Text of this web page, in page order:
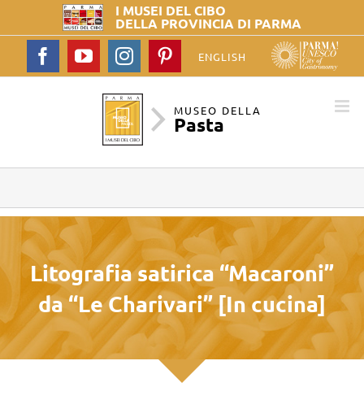
I MUSEI DELCIBO
DELLA PROVINCIA DI PARMA
ENGLISH
FacebookYouTubeInstagramPinterest
MUSEO DELLA
Pasta
Litografia satirica “Macaroni”
da “Le Charivari” [In cucina]